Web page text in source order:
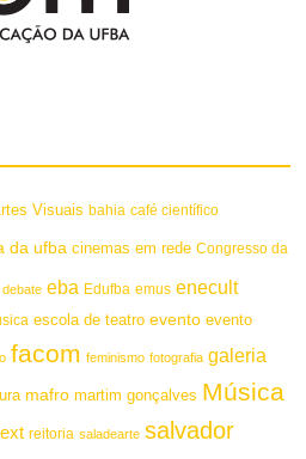
Visuais bahia café científico
da ufba cinemas em rede Congresso da
debate eba Edufba emus enecult
escola de teatro evento evento
facom feminismo fotografia galeria
mafro martim gonçalves Música
reitoria saladearte salvador